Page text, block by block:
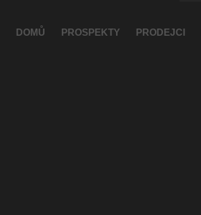
DOMŮ PROSPEKTY PRODEJCI